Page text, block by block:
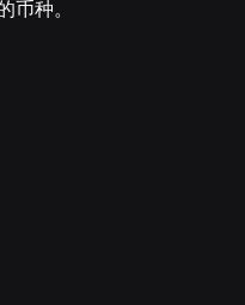
币种。